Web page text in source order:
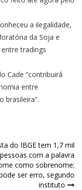
a ilegalidade,
da Soja e
tradings
Cade “contribuirá
entre
brasileira”.
do IBGE tem 1,7 mil
pessoas com a palavra
como sobrenome;
ser erro, segundo
instituto